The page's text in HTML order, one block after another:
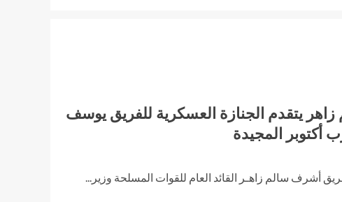
يتقدم الجنازة العسكرية للفريق يوسف
أكتوبر المجيدة
أشرف سالم زاهـر القائد العام للقوات المسلحة وزير...